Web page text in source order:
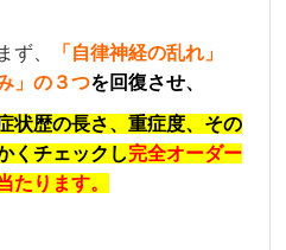
ず、
「自律神経の乱れ」
」の３つを回復させ、
状歴の長さ、重症度、その
くチェックし完全オーダー
たります。